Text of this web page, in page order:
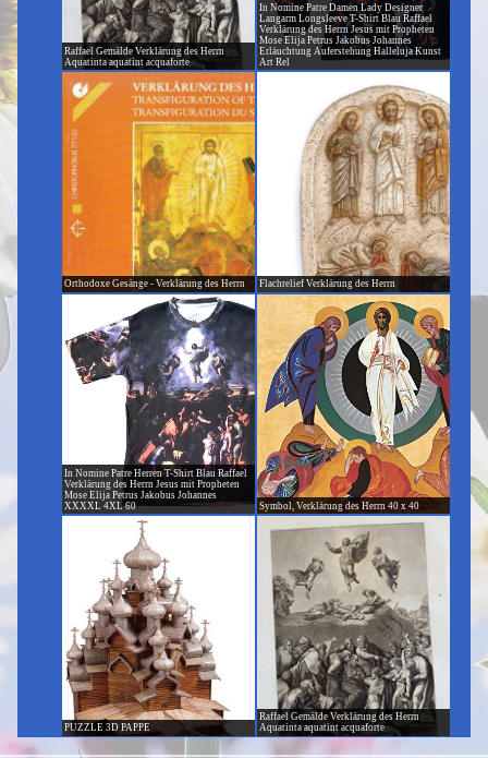
Raffael Gemälde Verklärung des Herrn
Aquatinta aquatint acquaforte
In Nomine Patre Damen Lady Designer
Langarm Longsleeve T-Shirt Blau Raffael
Verklärung des Herrn Jesus mit Propheten
Mose Elija Petrus Jakobus Johannes
Erläuchtung Auferstehung Halleluja Kunst
Art Rel
Orthodoxe Gesänge - Verklärung des Herrn Flachrelief Verklärung des Herrn
In Nomine Patre Herren T-Shirt Blau Raffael
Verklärung des Herrn Jesus mit Propheten
Mose Elija Petrus Jakobus Johannes
XXXXL 4XL 60
Symbol, Verklärung des Herrn 40 x 40
PUZZLE 3D PAPPE
Raffael Gemälde Verklärung des Herrn
Aquatinta aquatint acquaforte